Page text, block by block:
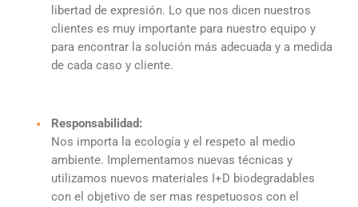
libertad de expresión. Lo que nos dicen nuestros
clientes es muy importante para nuestro equipo y
para encontrar la solución más adecuada y a medida
de cada caso y cliente.
Responsabilidad:
Nos importa la ecología y el respeto al medio
ambiente. Implementamos nuevas técnicas y
utilizamos nuevos materiales I+D biodegradables
con el objetivo de ser mas respetuosos con el